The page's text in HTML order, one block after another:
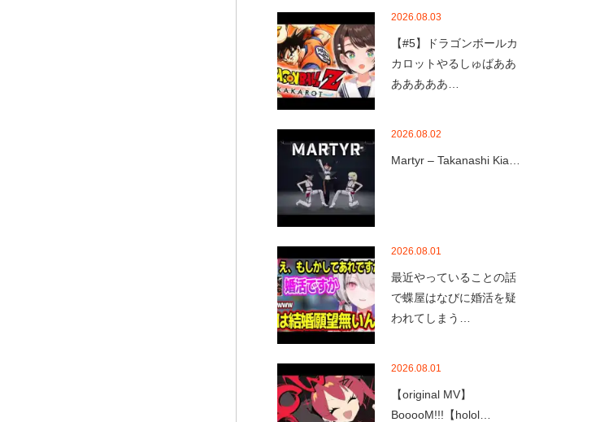
2026.08.03
【#5】ドラゴンボールカ
カロットやるしゅばああ
あああああ…
2026.08.02
Martyr – Takanashi Kia…
2026.08.01
最近やっていることの話
で蝶屋はなびに婚活を疑
われてしまう…
2026.08.01
【original MV】
BooooM!!!【holol…